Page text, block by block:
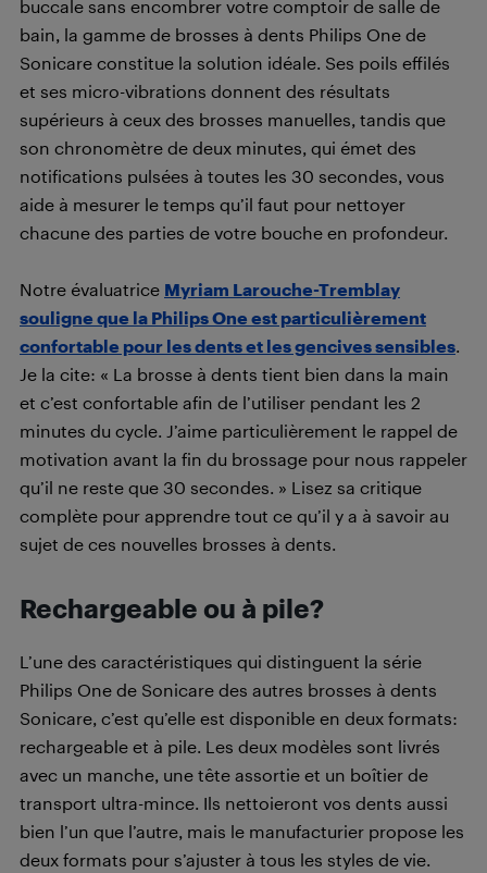
buccale sans encombrer votre comptoir de salle de
bain, la gamme de brosses à dents Philips One de
Sonicare constitue la solution idéale. Ses poils effilés
et ses micro-vibrations donnent des résultats
supérieurs à ceux des brosses manuelles, tandis que
son chronomètre de deux minutes, qui émet des
notifications pulsées à toutes les 30 secondes, vous
aide à mesurer le temps qu’il faut pour nettoyer
chacune des parties de votre bouche en profondeur.
Notre évaluatrice Myriam Larouche-Tremblay
souligne que la Philips One est particulièrement
confortable pour les dents et les gencives sensibles.
Je la cite: « La brosse à dents tient bien dans la main
et c’est confortable afin de l’utiliser pendant les 2
minutes du cycle. J’aime particulièrement le rappel de
motivation avant la fin du brossage pour nous rappeler
qu’il ne reste que 30 secondes. » Lisez sa critique
complète pour apprendre tout ce qu’il y a à savoir au
sujet de ces nouvelles brosses à dents.
Rechargeable ou à pile?
L’une des caractéristiques qui distinguent la série
Philips One de Sonicare des autres brosses à dents
Sonicare, c’est qu’elle est disponible en deux formats:
rechargeable et à pile. Les deux modèles sont livrés
avec un manche, une tête assortie et un boîtier de
transport ultra-mince. Ils nettoieront vos dents aussi
bien l’un que l’autre, mais le manufacturier propose les
deux formats pour s’ajuster à tous les styles de vie.